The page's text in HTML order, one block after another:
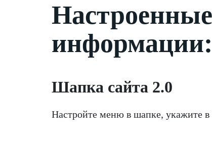
информации:
Шапка сайта 2.0
Настройте меню в шапке, укажите в